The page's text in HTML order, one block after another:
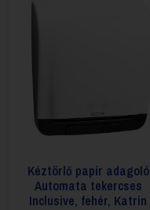
Kéztörlő papír adagoló
Automata tekercses
Inclusive, fehér, Katrin